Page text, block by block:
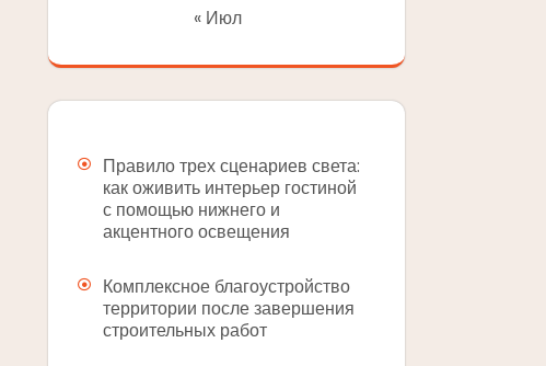
« Июл
Правило трех сценариев света:
как оживить интерьер гостиной
с помощью нижнего и
акцентного освещения
Комплексное благоустройство
территории после завершения
строительных работ